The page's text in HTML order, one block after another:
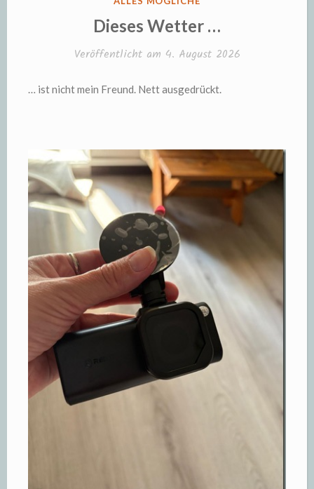
Dieses Wetter …
Veröffentlicht am 4. August 2026
… ist nicht mein Freund. Nett ausgedrückt.